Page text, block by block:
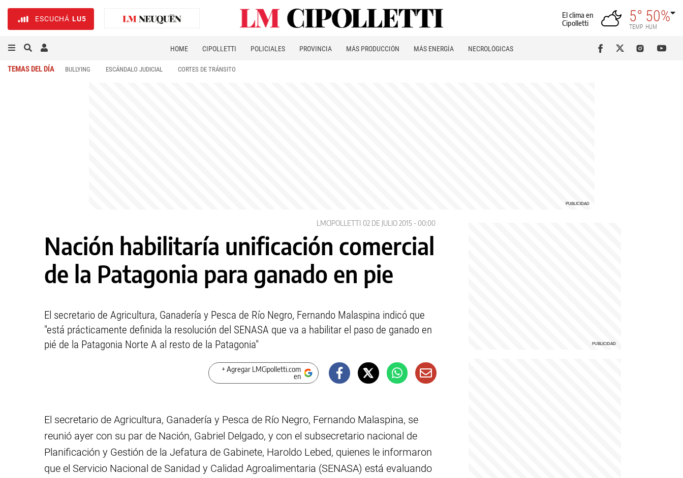
ESCUCHÁ LU5
El clima en
Cipolletti
5°
TEMP
50%
HUM
HOME CIPOLLETTI POLICIALES PROVINCIA MÁS PRODUCCIÓN MÁS ENERGÍA NECROLÓGICAS
TEMAS DEL DÍA BULLYING ESCÁNDALO JUDICIAL CORTES DE TRÁNSITO
LMCIPOLLETTI 02 DE JULIO 2015 - 00:00
Nación habilitaría unificación comercial
de la Patagonia para ganado en pie
El secretario de Agricultura, Ganadería y Pesca de Río Negro, Fernando Malaspina indicó que
"está prácticamente definida la resolución del SENASA que va a habilitar el paso de ganado en
pié de la Patagonia Norte A al resto de la Patagonia"
+ Agregar LMCipolletti.com
en
El secretario de Agricultura, Ganadería y Pesca de Río Negro, Fernando Malaspina, se
reunió ayer con su par de Nación, Gabriel Delgado, y con el subsecretario nacional de
Planificación y Gestión de la Jefatura de Gabinete, Haroldo Lebed, quienes le informaron
que el Servicio Nacional de Sanidad y Calidad Agroalimentaria (SENASA) está evaluando